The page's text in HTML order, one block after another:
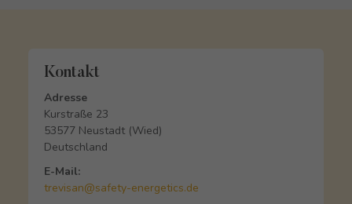
Kontakt
Adresse
Kurstraße 23
53577 Neustadt (Wied)
Deutschland
E-Mail:
trevisan@safety-energetics.de